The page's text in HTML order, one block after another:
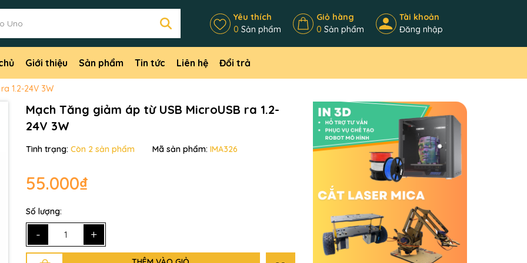
Yêu thích
0 Sản phẩm
Giỏ hàng
0 Sản phẩm
Tài khoản
Đăng nhập
Giới thiệu Sản phẩm Tin tức Liên hệ Đổi trả
1.2-24V 3W
Mạch Tăng giảm áp từ USB MicroUSB ra 1.2-
24V 3W
Tình trạng: Còn 2 sản phẩm Mã sản phẩm: IMA326
55.000₫
Số lượng:
- +
Mã giảm giá:
Ngày hết hạn: